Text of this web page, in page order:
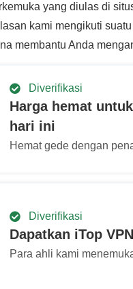
yang diulas di
kami mengikuti
membantu Anda
Diverifikasi
Harga hemat
hari ini
Hemat gede dengan
Diverifikasi
Dapatkan iTop
Para ahli kami